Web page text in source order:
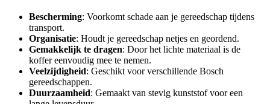
Bescherming: Voorkomt schade aan je gereedschap tijdens
transport.
Organisatie: Houdt je gereedschap netjes en geordend.
Gemakkelijk te dragen: Door het lichte materiaal is de
koffer eenvoudig mee te nemen.
Veelzijdigheid: Geschikt voor verschillende Bosch
gereedschappen.
Duurzaamheid: Gemaakt van stevig kunststof voor een